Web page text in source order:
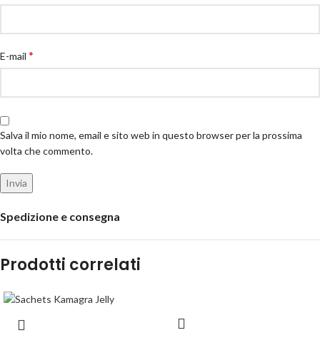
E-mail *
Salva il mio nome, email e sito web in questo browser per la prossima
volta che commento.
Spedizione e consegna
Prodotti correlati